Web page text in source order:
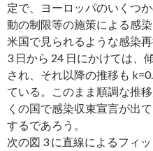
定で、ヨーロッパのいくつ
動の制限等の施策による感
米国で見られるような感染
3 日から 24 日にかけては、
され、それ以降の推移も
ている。このまま順調な推
くの国で感染収束宣言が出
するであろう。
次の図 3 に直線によるフィ